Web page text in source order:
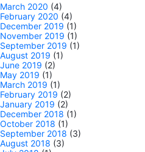
March 2020 (4)
February 2020 (4)
December 2019 (1)
November 2019 (1)
September 2019 (1)
August 2019 (1)
June 2019 (2)
May 2019 (1)
March 2019 (1)
February 2019 (2)
January 2019 (2)
December 2018 (1)
October 2018 (1)
September 2018 (3)
August 2018 (3)